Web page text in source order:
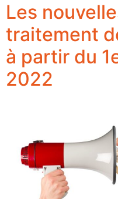
Les
traitement
à partir du
2022